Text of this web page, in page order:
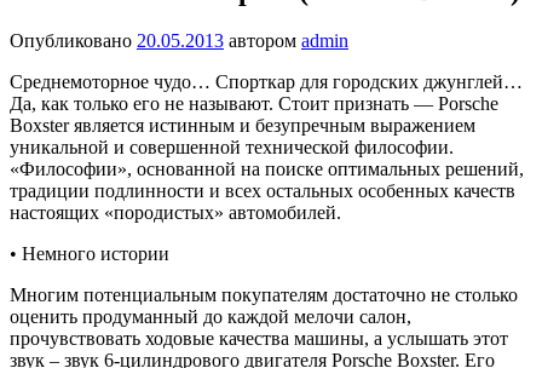
Опубликовано 20.05.2013 автором admin
Среднемоторное чудо… Спорткар для городских джунглей…
Да, как только его не называют. Стоит признать — Porsche
Boxster является истинным и безупречным выражением
уникальной и совершенной технической философии.
«Философии», основанной на поиске оптимальных решений,
традиции подлинности и всех остальных особенных качеств
настоящих «породистых» автомобилей.
• Немного истории
Многим потенциальным покупателям достаточно не столько
оценить продуманный до каждой мелочи салон,
прочувствовать ходовые качества машины, а услышать этот
звук – звук 6-цилиндрового двигателя Porsche Boxster. Его